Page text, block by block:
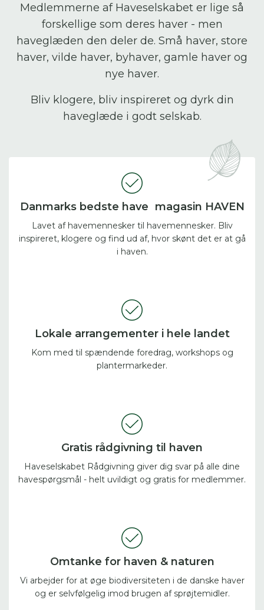
Medlemmerne af Haveselskabet er lige så
forskellige som deres haver - men
haveglæden den deler de. Små haver, store
haver, vilde haver, byhaver, gamle haver og
nye haver.
Bliv klogere, bliv inspireret og dyrk din
haveglæde i godt selskab.
Danmarks bedste have magasin HAVEN
Lavet af havemennesker til havemennesker. Bliv
inspireret, klogere og find ud af, hvor skønt det er at gå
i haven.
Lokale arrangementer i hele landet
Kom med til spændende foredrag, workshops og
plantermarkeder.
Gratis rådgivning til haven
Haveselskabet Rådgivning giver dig svar på alle dine
havespørgsmål - helt uvildigt og gratis for medlemmer.
Omtanke for haven & naturen
Vi arbejder for at øge biodiversiteten i de danske haver
og er selvfølgelig imod brugen af sprøjtemidler.